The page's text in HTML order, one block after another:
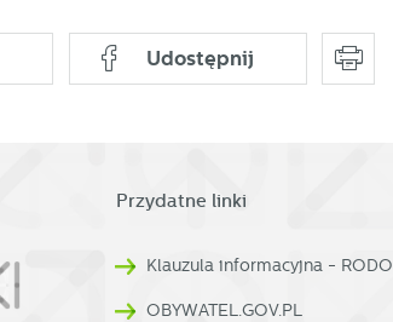
Udostępnij
Przydatne linki
Klauzula informacyjna - RODO
OBYWATEL.GOV.PL